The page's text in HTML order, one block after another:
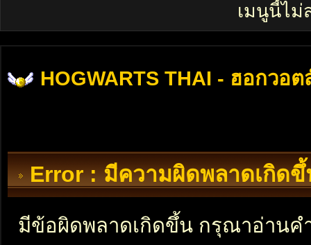
เมนูนี้ไม่
HOGWARTS THAI - ฮอกวอต
Error : มีความผิดพลาดเกิดขึ้
มีข้อผิดพลาดเกิดขึ้น กรุณาอ่านค